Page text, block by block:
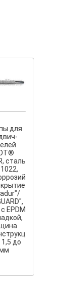
для
сталь
EPDM
до